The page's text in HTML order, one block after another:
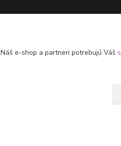
Náš e-shop a partneri potrebujú Váš